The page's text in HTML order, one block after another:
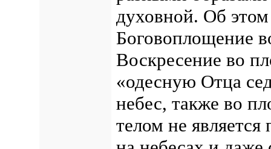
духовной. Об этом
Боговоплощение
Воскресение во
«одесную Отца
небес, также во
телом не